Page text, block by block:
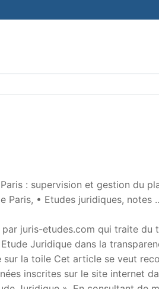
: supervision et gestion du
Paris, • Etudes juridiques, notes
juris-etudes.com qui traite du
Juridique dans la
la toile Cet article se veut
inscrites sur le site internet